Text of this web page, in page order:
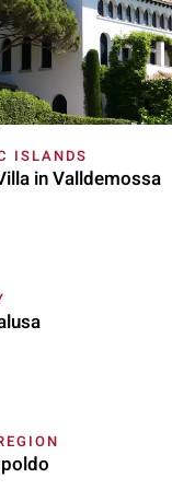
ISLANDS
in Valldemossa